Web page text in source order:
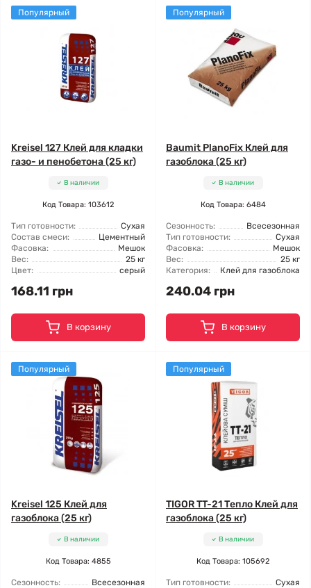
Популярный
Kreisel 127 Клей для кладки
газо- и пенобетона (25 кг)
В наличии
Код Товара: 103612
Тип готовности:
Сухая
Состав смеси:
Цементный
Фасовка:
Мешок
Вес:
25 кг
Цвет:
серый
168.11 грн
В корзину
Популярный
Baumit PlanoFix Клей для
газоблока (25 кг)
В наличии
Код Товара: 6484
Сезонность:
Всесезонная
Тип готовности:
Сухая
Фасовка:
Мешок
Вес:
25 кг
Категория:
Клей для газоблока
240.04 грн
В корзину
Популярный
Kreisel 125 Клей для
газоблока (25 кг)
В наличии
Код Товара: 4855
Сезонность:
Всесезонная
Популярный
TIGOR TT-21 Тепло Клей для
газоблока (25 кг)
В наличии
Код Товара: 105692
Тип готовности:
Сухая